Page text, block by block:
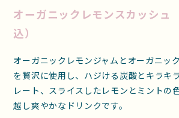
オーガニックレモンスカッシ
込）
オーガニックレモンジャムとオーガニッ
を贅沢に使用し、ハジける炭酸とキラキ
レート、スライスしたレモンとミントの
越し爽やかなドリンクです。